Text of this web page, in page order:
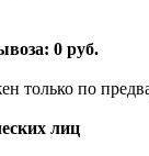
0 руб.
только по
лиц